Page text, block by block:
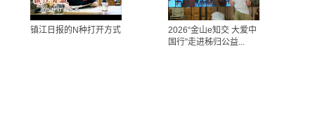
镇江日报的N种打开方式
2026“金山e知交 大爱中
国行”走进秭归公益...